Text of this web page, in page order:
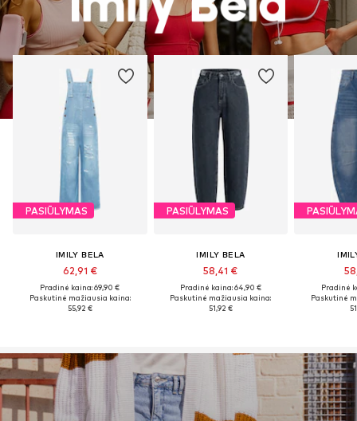
PASIŪLYMAS
IMILY BELA
62,91 €
Pradinė kaina: 69,90 €
Paskutinė mažiausia kaina:
55,92 €
PASIŪLYMAS
IMILY BELA
58,41 €
Pradinė kaina: 64,90 €
Paskutinė mažiausia kaina:
51,92 €
Pradinė
Paskutinė